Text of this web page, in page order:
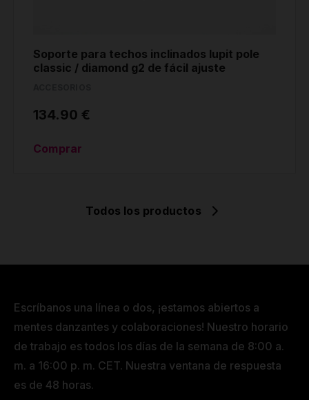
Soporte para techos inclinados lupit pole
classic / diamond g2 de fácil ajuste
134.90 €
Comprar
Todos los productos
Escríbanos una línea o dos, ¡estamos abiertos a
mentes danzantes y colaboraciones! Nuestro horario
de trabajo es todos los días de la semana de 8:00 a.
m. a 16:00 p. m. CET. Nuestra ventana de respuesta
es de 48 horas.